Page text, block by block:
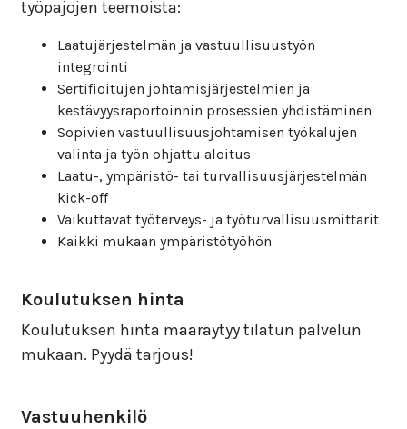
työpajojen teemoista:
Laatujärjestelmän ja vastuullisuustyön
integrointi
Sertifioitujen johtamisjärjestelmien ja
kestävyysraportoinnin prosessien yhdistäminen
Sopivien vastuullisuusjohtamisen työkalujen
valinta ja työn ohjattu aloitus
Laatu-, ympäristö- tai turvallisuusjärjestelmän
kick-off
Vaikuttavat työterveys- ja työturvallisuusmittarit
Kaikki mukaan ympäristötyöhön
Koulutuksen hinta
Koulutuksen hinta määräytyy tilatun palvelun
mukaan. Pyydä tarjous!
Vastuuhenkilö